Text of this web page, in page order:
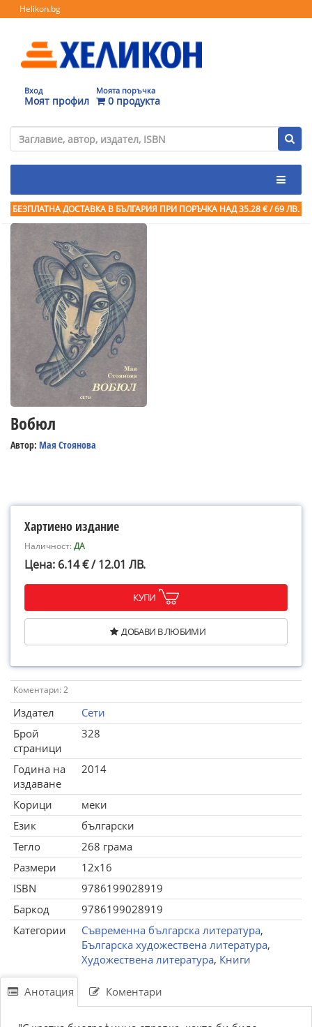
Helikon.bg
Вход
Моят профил
Моята поръчка
0 продукта
БЕЗПЛАТНА ДОСТАВКА В БЪЛГАРИЯ ПРИ ПОРЪЧКА НАД 35.28 € / 69 ЛВ.
Вобюл
Автор: Мая Стоянова
Хартиено издание
Наличност:ДА
Цена: 6.14 € / 12.01 ЛВ.
КУПИ
ДОБАВИ В ЛЮБИМИ
Коментари: 2
Издател
Сети
Брой
страници
328
Година на
издаване
2014
Корици
меки
Език
български
Тегло
268 грама
Размери
12x16
ISBN
9786199028919
Баркод
9786199028919
Категории
Съвременна българска литература,
Българска художествена литература,
Художествена литература, Книги
Анотация Коментари